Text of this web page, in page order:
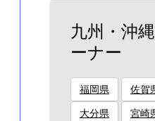
九州・沖
ーナー
福岡県 佐賀
大分県 宮崎